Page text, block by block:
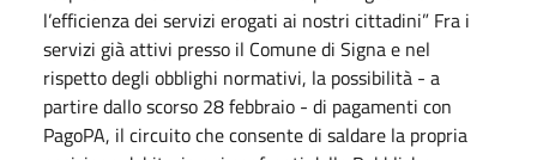
l’efficienza dei servizi erogati ai nostri cittadini” Fra i
servizi già attivi presso il Comune di Signa e nel
rispetto degli obblighi normativi, la possibilità - a
partire dallo scorso 28 febbraio - di pagamenti con
PagoPA, il circuito che consente di saldare la propria